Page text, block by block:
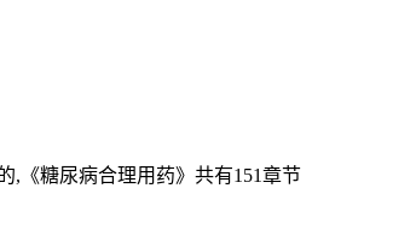
,《糖尿病合理用药》共有151章节